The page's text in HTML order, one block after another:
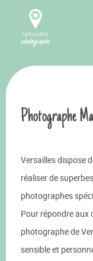
Photographe
Versailles dispose
réaliser de
photographes
Pour répondre aux
photographe de
sensible et